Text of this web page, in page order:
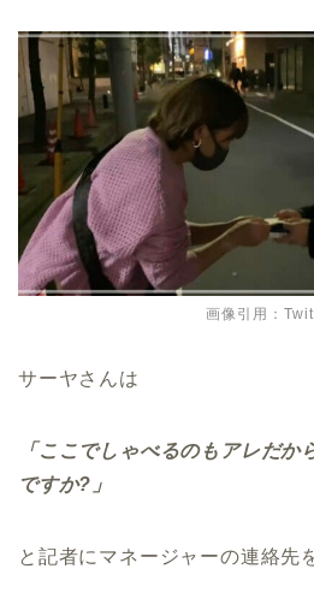
画像引用：
サーヤさんは
「ここでしゃべるのもアレだか
ですか?」
と記者にマネージャーの連絡先